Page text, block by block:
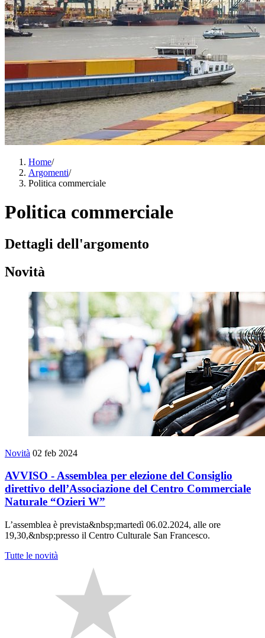
Home/
Argomenti/
Politica commerciale
Politica commerciale
Dettagli dell'argomento
Novità
Novità 02 feb 2024
AVVISO - Assemblea per elezione del Consiglio
direttivo dell’Associazione del Centro Commerciale
Naturale “Ozieri W”
L’assemblea è prevista&nbsp;martedì 06.02.2024, alle ore
19,30,&nbsp;presso il Centro Culturale San Francesco.
Tutte le novità